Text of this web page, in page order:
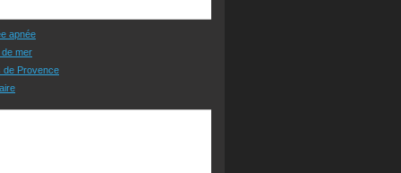
apnée
mer
de Provence